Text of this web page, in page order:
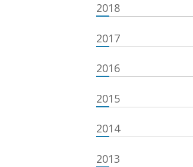
2018
2017
2016
2015
2014
2013